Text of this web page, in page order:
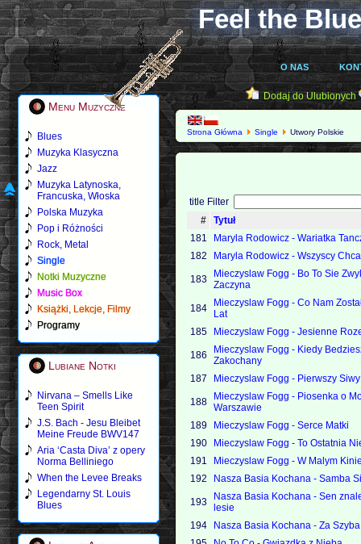
Feel the
O NAS
Menu Muzyczne
Blues
Muzyka Klasyczna
Jazz
Muzyka Latynoska,
Francuska, Włoska
Polska Muzyka
Pop i Różności
Rock, Metal
Single
Notki Muzyczne
Music Box
Książki, Lekcje, Filmy
Programy
Lubiane Notki
Nirvana – Smells Like
Teen Spirit
J.S. Bach - Jesu Bleibet
Meine Freude BWV147
Aria ‘Casta Diva’ z opery
Norma Belliniego
When the Levee Breaks
Legendarny St. Louis
Blues
Dodaj do Ulubionych
Strona Główna Single Utwory Polskie
title Filter
#
Tytuł
181
Maryla Rodowicz - Wariatka
182
Maryla Rodowicz - Wszyscy
183
Mieczyslaw Fogg - Bo To Sie
Zaczyna
184
Mieczyslaw Fogg - Co Nam
Lat
185
Mieczyslaw Fogg - Jesienne
186
Mieczyslaw Fogg - Kiedy
Zakochany
187
Mieczyslaw Fogg - Pierwszy
188
Mieczyslaw Fogg - Piosenka o
Warszawie
189
Mieczyslaw Fogg - Serce Matki
190
Mieczyslaw Fogg - To Ostatnia
191
Mieczyslaw Fogg - W Malym
192
Nasza Basia Kochana - Samba
193
Nasza Basia Kochana - Sen
lesie
194
Nasza Basia Kochana - Za Szyba